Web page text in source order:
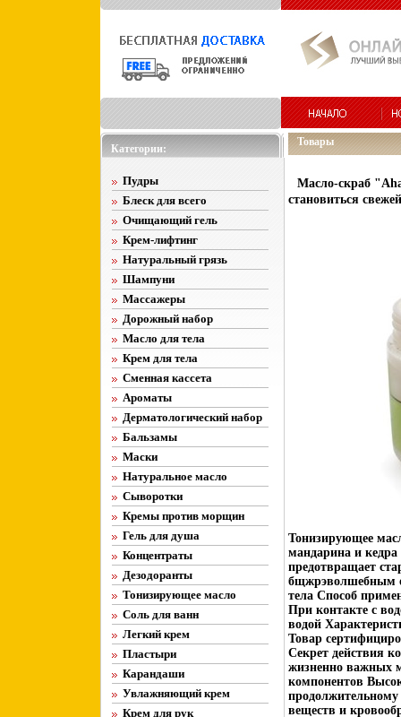
Категории:
Пудры
Блеск для всего
Очищающий гель
Крем-лифтинг
Натуральный грязь
Шампуни
Массажеры
Дорожный набор
Масло для тела
Крем для тела
Сменная кассета
Ароматы
Дерматологический набор
Бальзамы
Маски
Натуральное масло
Сыворотки
Кремы против морщин
Гель для душа
Концентраты
Дезодоранты
Тонизирующее масло
Соль для ванн
Легкий крем
Пластыри
Карандаши
Увлажняющий крем
Крем для рук
Товары
Масло-скраб
становиться
Тонизирующее
мандарина и
предотвращает
бщжрэволшебным
тела Способ
При контакте с
водой
Товар
Секрет действия
жизненно важных
компонентов
веществ и